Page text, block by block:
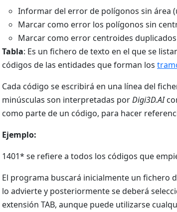
Informar del error de polígonos sin área
Marcar como error los polígonos sin
Marcar como error centroides
Tabla: Es un fichero de texto en el que se
códigos de las entidades que forman los
Cada código se escribirá en una línea del
minúsculas son interpretadas porDigi3D.AI
como parte de un código, para hacer
Ejemplo:
1401* se refiere a todos los códigos que
El programa buscará inicialmente un fichero
lo advierte y posteriormente se deberá
extensión TAB, aunque puede utilizarse